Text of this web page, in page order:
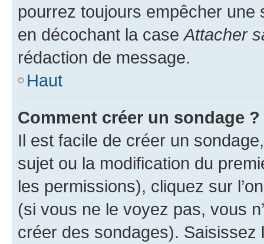
pourrez toujours empêcher une
en décochant la case Attacher
rédaction de message.
Haut
Comment créer un sondage ?
Il est facile de créer un
sujet ou la modification du
les permissions), cliquez sur
(si vous ne le voyez pas, vous
créer des sondages).